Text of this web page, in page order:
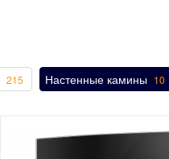
215 Настенные камины 10